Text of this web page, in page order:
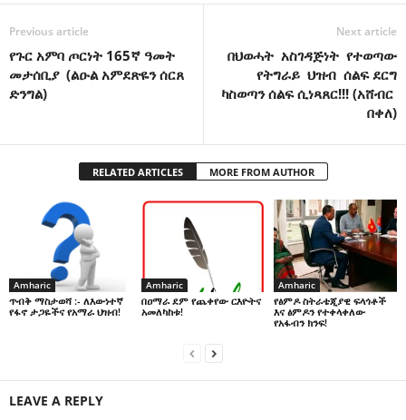
Previous article
የጉር አምባ ጦርነት 165ኛ ዓመት
መታሰቢያ (ልዑል አምደጽዬን ሰርጸ
ድንግል)
Next article
በህወሓት አስገዳጅነት የተወጣው
የትግራይ ህዝብ ሰልፍ ደርግ
ካስወጣን ሰልፍ ሲነጻጸር!!! (አሸብር
በቀለ)
RELATED ARTICLES MORE FROM AUTHOR
Amharic
ጥብቅ ማስታወሻ :- ለእውነተኛ
የፋኖ ታጋዬችና የአማራ ህዝብ!
Amharic
በዐማራ ደም የጨቀየው ርእዮትና
አመለካከቱ!
Amharic
የፅምዶ ስትራቴጂያዊ ፍላጎቶች
እና ፅምዶን የተቀላቀለው
የአፋብን ክንፍ!
LEAVE A REPLY